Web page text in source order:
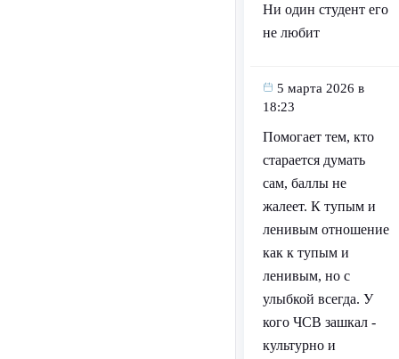
Ни один студент его
не любит
5 марта 2026 в
18:23
Помогает тем, кто
старается думать
сам, баллы не
жалеет. К тупым и
ленивым отношение
как к тупым и
ленивым, но с
улыбкой всегда. У
кого ЧСВ зашкал -
культурно и